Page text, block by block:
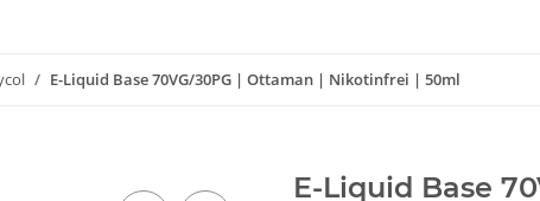
E-Liquid Base 70VG/30PG | Ottaman | Nikotinfrei | 50ml
E-Liquid Base